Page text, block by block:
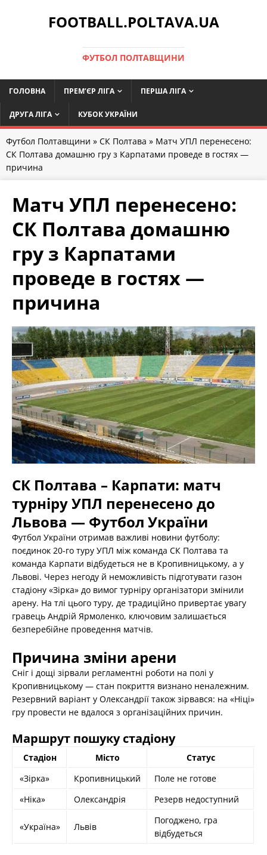
FOOTBALL.POLTAVA.UA
ФУТБОЛ ПОЛТАВЩИНИ
ГОЛОВНА ПРЕМ’ЄР ЛІГА ПЕРША ЛІГА
ДРУГА ЛІГА КУБОК УКРАЇНИ
Футбол Полтавщини » СК Полтава » Матч УПЛ перенесено:
СК Полтава домашню гру з Карпатами проведе в гостях —
причина
Матч УПЛ перенесено:
СК Полтава домашню
гру з Карпатами
проведе в гостях —
причина
СК Полтава – Карпати: матч
турніру УПЛ перенесено до
Львова — Футбол України
Футбол України отримав важливі новини футболу:
поєдинок 20-го туру УПЛ між команда СК Полтава та
команда Карпати відбудеться не в Кропивницькому, а у
Львові. Через негоду й неможливість підготувати газон
стадіону «Зірка» до вимог турніру організатори змінили
арену. На тлі цього туру, де традиційно привертає увагу
гравець Андрій Ярмоленко, ключовим залишається
безперебійне проведення матчів.
Причина зміни арени
Сніг і дощі зірвали регламентні роботи на полі у
Кропивницькому — стан покриття визнано неналежним.
Резервний варіант у Олександрії також зірвався: на «Ніці»
гру провести не вдалося з організаційних причин.
Маршрут пошуку стадіону
Стадіон Місто
Статус
«Зірка»
Кропивницький
Поле не готове
«Ніка»
Олександрія Резерв недоступний
«Україна» Львів
Погоджено, гра
відбудеться